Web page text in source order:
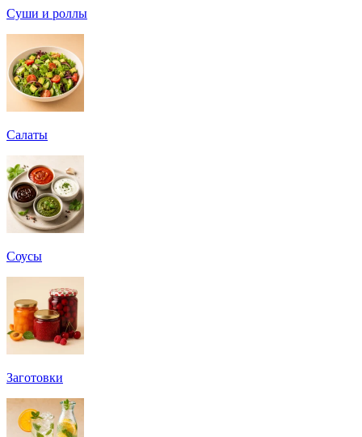
Суши и роллы
Салаты
Соусы
Заготовки